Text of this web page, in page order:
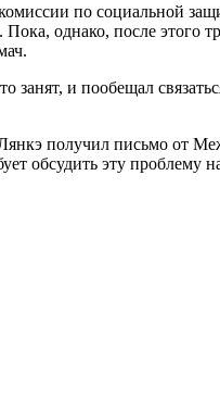
по социальной
однако, после этого
занят, и по­обещал
полу­чил письмо от
об­судить эту проблему